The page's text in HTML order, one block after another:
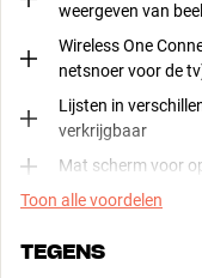
weergeven van
Wireless One
netsnoer voor de
Lijsten in
verkrijgbaar
Mat scherm voor
Toon alle voordelen
TEGENS